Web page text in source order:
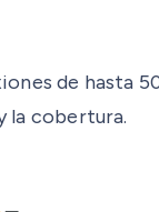
de
la cobertura.